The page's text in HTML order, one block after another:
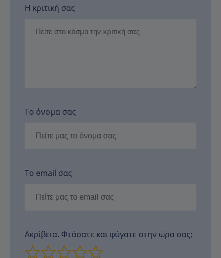
Η κριτική σας
Το όνομα σας
Το email σας
Ακρίβεια. Φτάσατε και φύγατε στην ώρα σας;